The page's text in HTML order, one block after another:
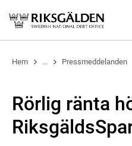
Hem ... Pressmeddelanden
Rörlig ränta